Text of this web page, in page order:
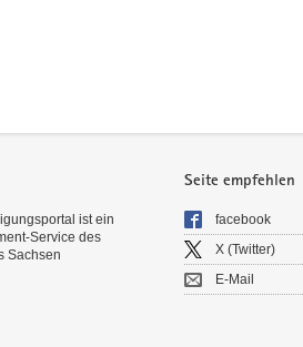
ist ein
Service des
Sachsen
Seite empfehlen
facebook
X (Twitter)
E-Mail